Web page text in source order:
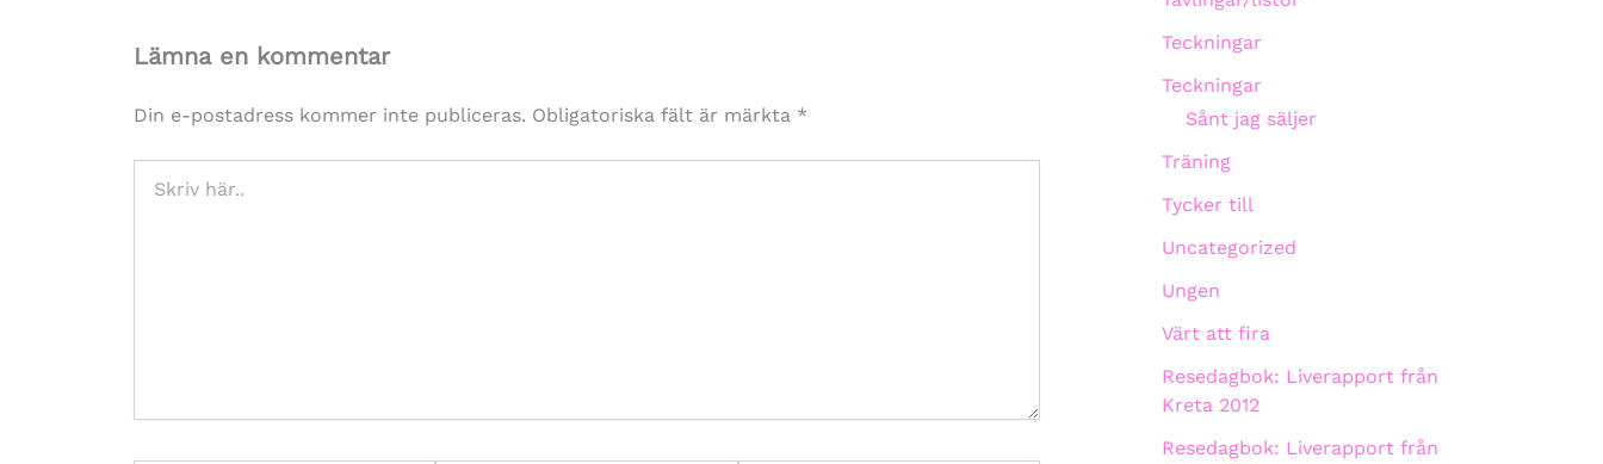
Lämna en kommentar
Din e-postadress kommer inte publiceras. Obligatoriska fält är märkta *
här..
Teckningar
Teckningar
Sånt jag säljer
Träning
Tycker till
Uncategorized
Ungen
Värt att fira
Resedagbok: Liverapport från
Kreta 2012
Resedagbok: Liverapport från